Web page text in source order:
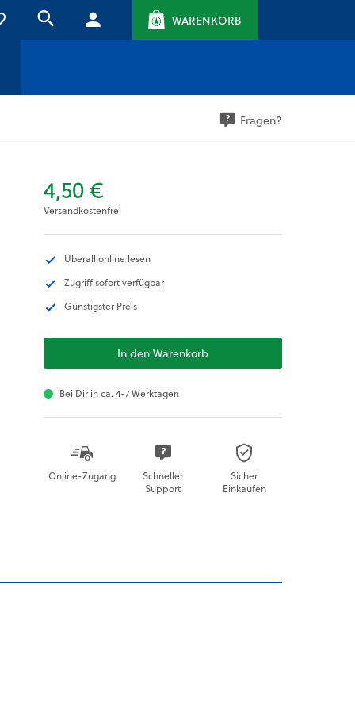
WARENKORB
Fragen?
4,50 €
Versandkostenfrei
Überall online lesen
Zugriff sofort verfügbar
Günstigster Preis
In den Warenkorb
Bei Dir in ca. 4-7 Werktagen
Online-Zugang
Schneller
Support
Sicher
Einkaufen